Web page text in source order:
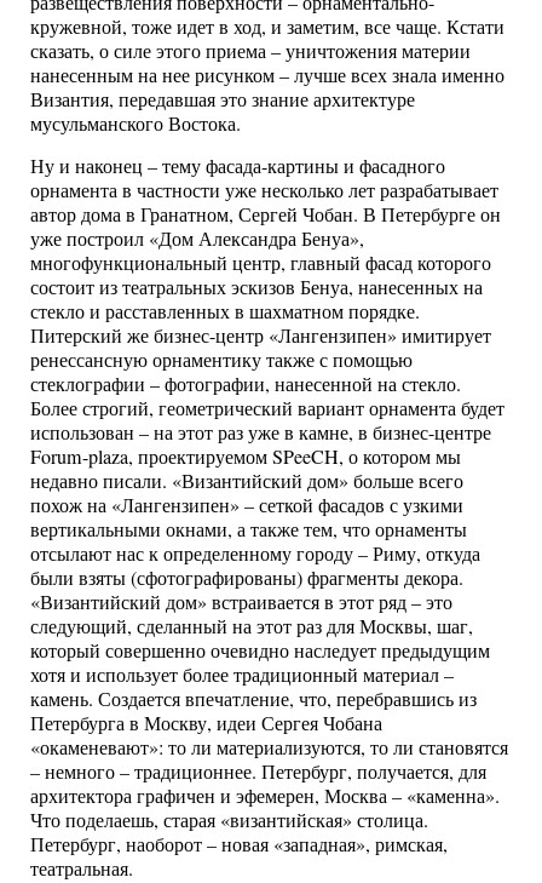
кружевной, тоже идет в ход, и заметим, все чаще. Кстати
сказать, о силе этого приема – уничтожения материи
нанесенным на нее рисунком – лучше всех знала именно
Византия, передавшая это знание архитектуре
мусульманского Востока.
Ну и наконец – тему фасада-картины и фасадного
орнамента в частности уже несколько лет разрабатывает
автор дома в Гранатном, Сергей Чобан. В Петербурге он
уже построил «Дом Александра Бенуа»,
многофункциональный центр, главный фасад которого
состоит из театральных эскизов Бенуа, нанесенных на
стекло и расставленных в шахматном порядке.
Питерский же бизнес-центр «Лангензипен» имитирует
ренессансную орнаментику также с помощью
стеклографии – фотографии, нанесенной на стекло.
Более строгий, геометрический вариант орнамента будет
использован – на этот раз уже в камне, в бизнес-центре
Forum-plaza, проектируемом SPeeCH, о котором мы
недавно писали. «Византийский дом» больше всего
похож на «Лангензипен» – сеткой фасадов с узкими
вертикальными окнами, а также тем, что орнаменты
отсылают нас к определенному городу – Риму, откуда
были взяты (сфотографированы) фрагменты декора.
«Византийский дом» встраивается в этот ряд – это
следующий, сделанный на этот раз для Москвы, шаг,
который совершенно очевидно наследует предыдущим
хотя и использует более традиционный материал –
камень. Создается впечатление, что, перебравшись из
Петербурга в Москву, идеи Сергея Чобана
«окаменевают»: то ли материализуются, то ли становятся
– немного – традиционнее. Петербург, получается, для
архитектора графичен и эфемерен, Москва – «каменна».
Что поделаешь, старая «византийская» столица.
Петербург, наоборот – новая «западная», римская,
театральная.